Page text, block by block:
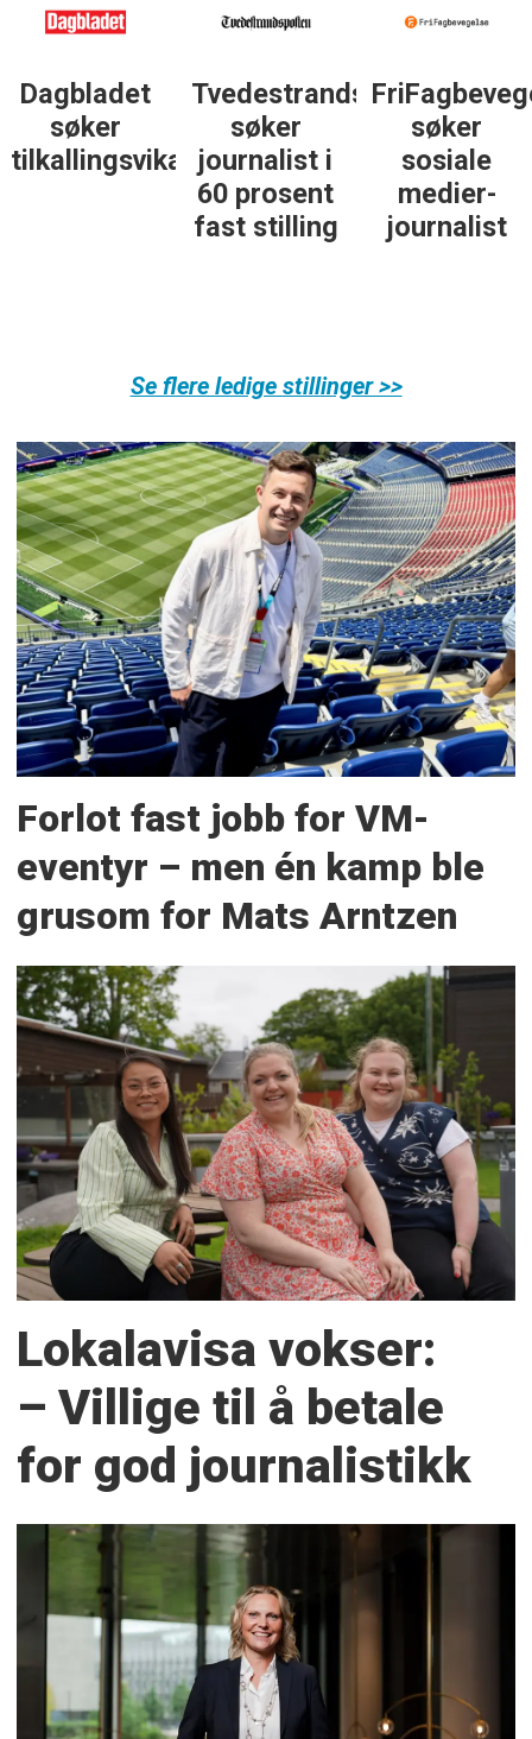
Tvedestrandsposten
søker
journalist i
FriFagbevegelse
søker
sosiale
medier-
journalist
Halden
søker
Se flere ledige stillinger >>
Forlot fast jobb for VM-
eventyr – men én kamp ble
grusom for Mats Arntzen
Lokalavisa vokser:
– Villige til å betale
for god journalistikk